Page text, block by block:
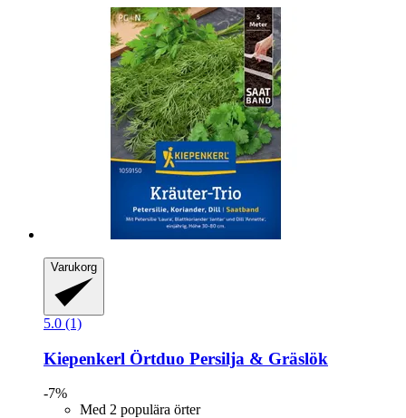
Varukorg
5.0 (1)
Kiepenkerl Örtduo Persilja & Gräslök
-7%
Med 2 populära örter